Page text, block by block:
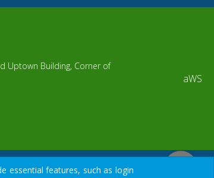
Uptown Building, Corner of
aWS
essential features, such as login